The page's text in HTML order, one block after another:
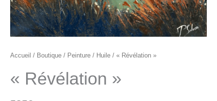
Accueil / Boutique / Peinture / Huile / « Révélation »
« Révélation »